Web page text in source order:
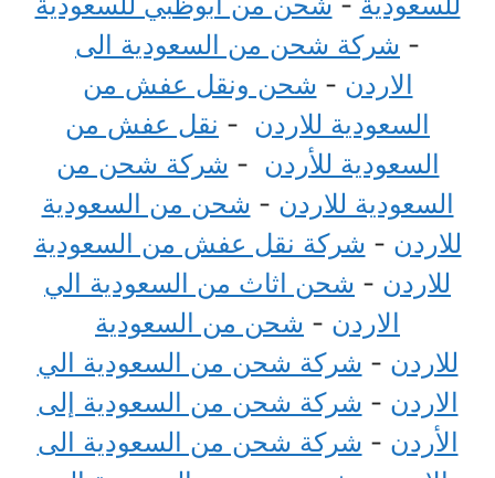
- شركة شحن من السعودية الى
الاردن - شحن ونقل عفش من
السعودية للاردن - نقل عفش من
السعودية للأردن - شركة شحن من
السعودية للاردن - شحن من السعودية
للاردن - شركة نقل عفش من السعودية
للاردن - شحن اثاث من السعودية الي
الاردن - شحن من السعودية
للاردن - شركة شحن من السعودية الي
الاردن - شركة شحن من السعودية إلى
الأردن - شركة شحن من السعودية الى